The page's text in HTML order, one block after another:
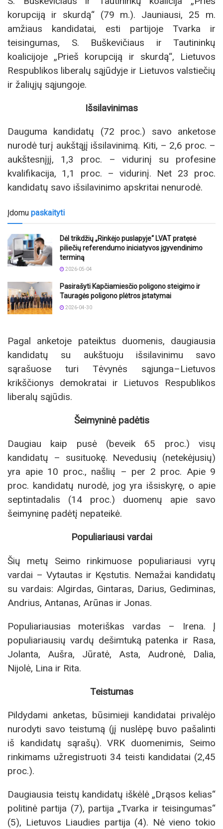
korupciją ir skurdą“ (79 m.). Jauniausi, 25 m.
amžiaus kandidatai, esti partijoje Tvarka ir
teisingumas, S. Buškevičiaus ir Tautininkų
koalicijoje „Prieš korupciją ir skurdą“, Lietuvos
Respublikos liberalų sąjūdyje ir Lietuvos valstiečių
ir žaliųjų sąjungoje.
Išsilavinimas
Dauguma kandidatų (72 proc.) savo anketose
nurodė turį aukštąjį išsilavinimą. Kiti, – 2,6 proc. –
aukštesnįjį, 1,3 proc. – vidurinį su profesine
kvalifikacija, 1,1 proc. – vidurinį. Net 23 proc.
kandidatų savo išsilavinimo apskritai nenurodė.
Įdomu paskaityti
Dėl trikdžių „Rinkėjo puslapyje“ LVAT pratęsė
piliečių referendumo iniciatyvos įgyvendinimo
terminą
2026-05-04
Pasirašyti Kapčiamiesčio poligono steigimo ir
Tauragės poligono plėtros įstatymai
2026-04-30
Pagal anketoje pateiktus duomenis, daugiausia
kandidatų su aukštuoju išsilavinimu savo
sąrašuose turi Tėvynės sąjunga–Lietuvos
krikščionys demokratai ir Lietuvos Respublikos
liberalų sąjūdis.
Šeimyninė padėtis
Daugiau kaip pusė (beveik 65 proc.) visų
kandidatų – susituokę. Nevedusių (netekėjusių)
yra apie 10 proc., našlių – per 2 proc. Apie 9
proc. kandidatų nurodė, jog yra išsiskyrę, o apie
septintadalis (14 proc.) duomenų apie savo
šeimyninę padėtį nepateikė.
Populiariausi vardai
Šių metų Seimo rinkimuose populiariausi vyrų
vardai – Vytautas ir Kęstutis. Nemažai kandidatų
su vardais: Algirdas, Gintaras, Darius, Gediminas,
Andrius, Antanas, Arūnas ir Jonas.
Populiariausias moteriškas vardas – Irena. Į
populiariausių vardų dešimtuką patenka ir Rasa,
Jolanta, Aušra, Jūratė, Asta, Audronė, Dalia,
Nijolė, Lina ir Rita.
Teistumas
Pildydami anketas, būsimieji kandidatai privalėjo
nurodyti savo teistumą (jį nuslėpę buvo pašalinti
iš kandidatų sąrašų). VRK duomenimis, Seimo
rinkimams užregistruoti 34 teisti kandidatai (2,45
proc.).
Daugiausia teistų kandidatų iškėlė „Drąsos kelias“
politinė partija (7), partija „Tvarka ir teisingumas“
(5), Lietuvos Liaudies partija (4). Nė vieno tokio